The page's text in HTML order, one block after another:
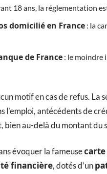
18 ans, la réglementation
domicilié en France : la
de France : le moindre
motif en cas de refus. La
antécédents de
bien au-delà du montant du
évoquer la fameuse
financière, dotés d’un